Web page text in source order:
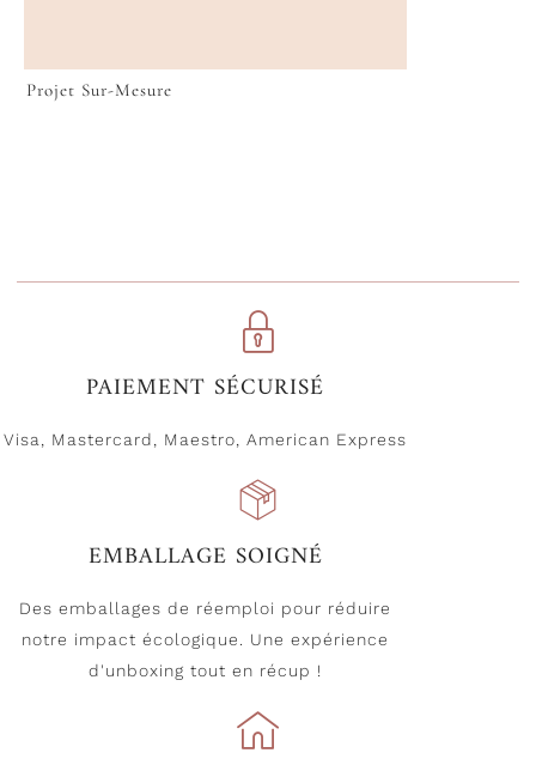
Projet Sur-Mesure
PAIEMENT SÉCURISÉ
Visa, Mastercard, Maestro, American Express
EMBALLAGE SOIGNÉ
Des emballages de réemploi pour réduire
notre impact écologique. Une expérience
d'unboxing tout en récup !